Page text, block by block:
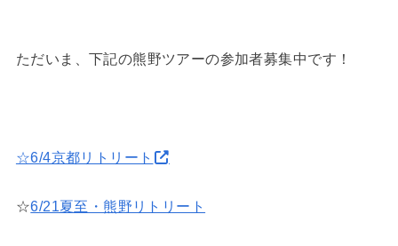
ただいま、下記の熊野ツアーの参加者募集中です！
☆6/4京都リトリート
☆6/21夏至・熊野リトリート